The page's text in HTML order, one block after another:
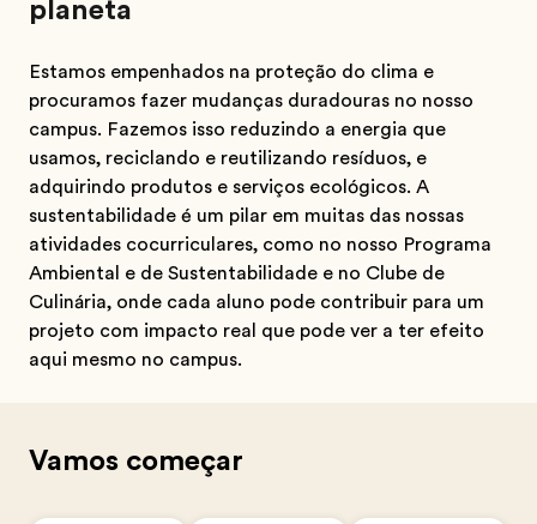
planeta
Estamos empenhados na proteção do clima e
procuramos fazer mudanças duradouras no nosso
campus. Fazemos isso reduzindo a energia que
usamos, reciclando e reutilizando resíduos, e
adquirindo produtos e serviços ecológicos. A
sustentabilidade é um pilar em muitas das nossas
atividades cocurriculares, como no nosso Programa
Ambiental e de Sustentabilidade e no Clube de
Culinária, onde cada aluno pode contribuir para um
projeto com impacto real que pode ver a ter efeito
aqui mesmo no campus.
Vamos começar